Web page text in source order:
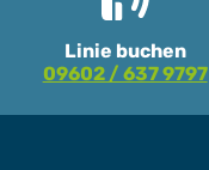
Linie buchen
09602 / 637 9797